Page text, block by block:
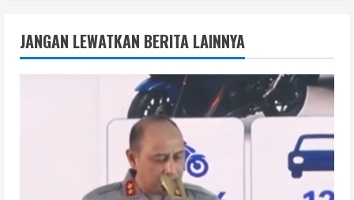
JANGAN LEWATKAN BERITA LAINNYA